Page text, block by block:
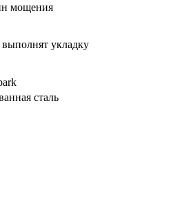
мощения
укладку
сталь